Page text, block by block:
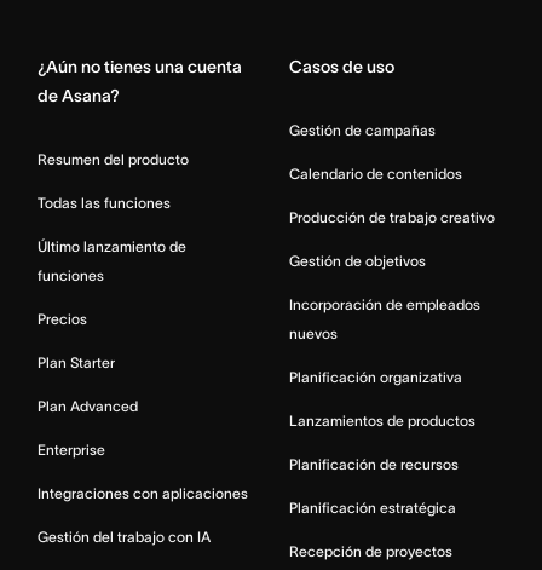
¿Aún no tienes una cuenta
de Asana?
Resumen del producto
Todas las funciones
Último lanzamiento de
funciones
Precios
Plan Starter
Plan Advanced
Enterprise
Integraciones con aplicaciones
Gestión del trabajo con IA
Casos de uso
Gestión de campañas
Calendario de contenidos
Producción de trabajo creativo
Gestión de objetivos
Incorporación de empleados
nuevos
Planificación organizativa
Lanzamientos de productos
Planificación de recursos
Planificación estratégica
Recepción de proyectos